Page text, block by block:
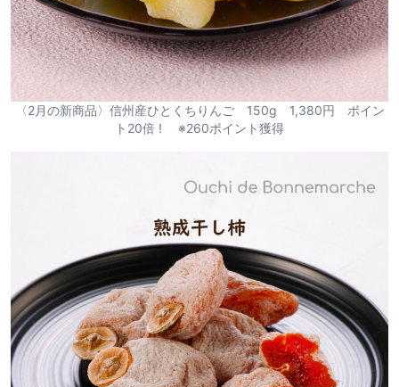
〈2月の新商品〉信州産ひとくちりんご 150g 1,380円 ポイン
ト20倍 ! ※260ポイント獲得